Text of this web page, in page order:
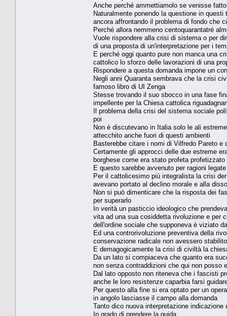
Anche perché ammettiamolo se venisse
Naturalmente ponendo la questione in
ancora affrontando il problema di fondo che
Perché allora nemmeno centoquarantatré
Vuole rispondere alla crisi di sistema o per
di una proposta di un'interpretazione per i
E perché oggi quanto pure non manca una
cattolico lo sforzo delle lavorazioni di una
Rispondere a questa domanda impone un
Negli anni Quaranta sembrava che la crisi
famoso libro di UI Zenga
Stesse trovando il suo sbocco in una fase
impellente per la Chiesa cattolica
Il problema della crisi del sistema sociale
poi
Non è discutevano in Italia solo le ali
attecchito anche fuori di questi ambienti
Basterebbe citare i nomi di Vilfredo Pareto e
Certamente gli approcci delle due estreme
borghese come era stato profeta profetizzato
E questo sarebbe avvenuto per ragioni
Per il cattolicesimo più integralista la crisi
avevano portato al declino morale e alla
Non si può dimenticare che la risposta dei
per superarlo
In verità un pasticcio ideologico che
vita ad una sua cosiddetta rivoluzione e per
dell'ordine sociale che supponeva è viziato
Ed una controrivoluzione preventiva della
conservazione radicale non avessero
E demagogicamente la crisi di civiltà la
Da un lato si compiaceva che quanto era
non senza contraddizioni che qui non posso
Dal lato opposto non riteneva che i fascisti
anche le loro resistenze caparbia farsi
Per questo alla fine si era optato per un
in angolo lasciasse il campo alla domanda
Tanto dico nuova interpretazione
In grado di prendere la guida